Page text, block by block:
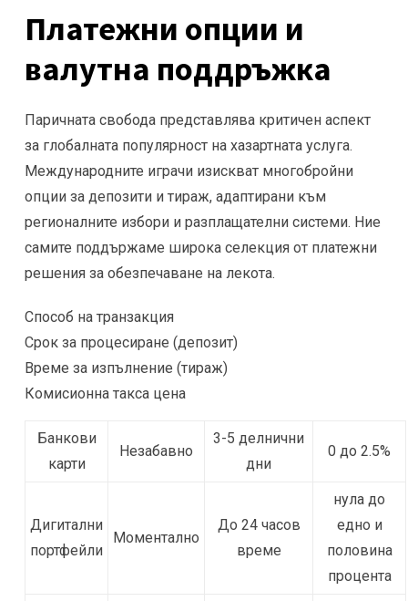
Платежни опции и
валутна поддръжка
Паричната свобода представлява критичен аспект
за глобалната популярност на хазартната услуга.
Международните играчи изискват многобройни
опции за депозити и тираж, адаптирани към
регионалните избори и разплащателни системи. Ние
самите поддържаме широка селекция от платежни
решения за обезпечаване на лекота.
Способ на транзакция
Срок за процесиране (депозит)
Време за изпълнение (тираж)
Комисионна такса цена
Банкови
карти
Незабавно
3-5 делнични
дни
0 до 2.5%
Дигитални
портфейли
Моментално
До 24 часов
време
нула до
едно и
половина
процента